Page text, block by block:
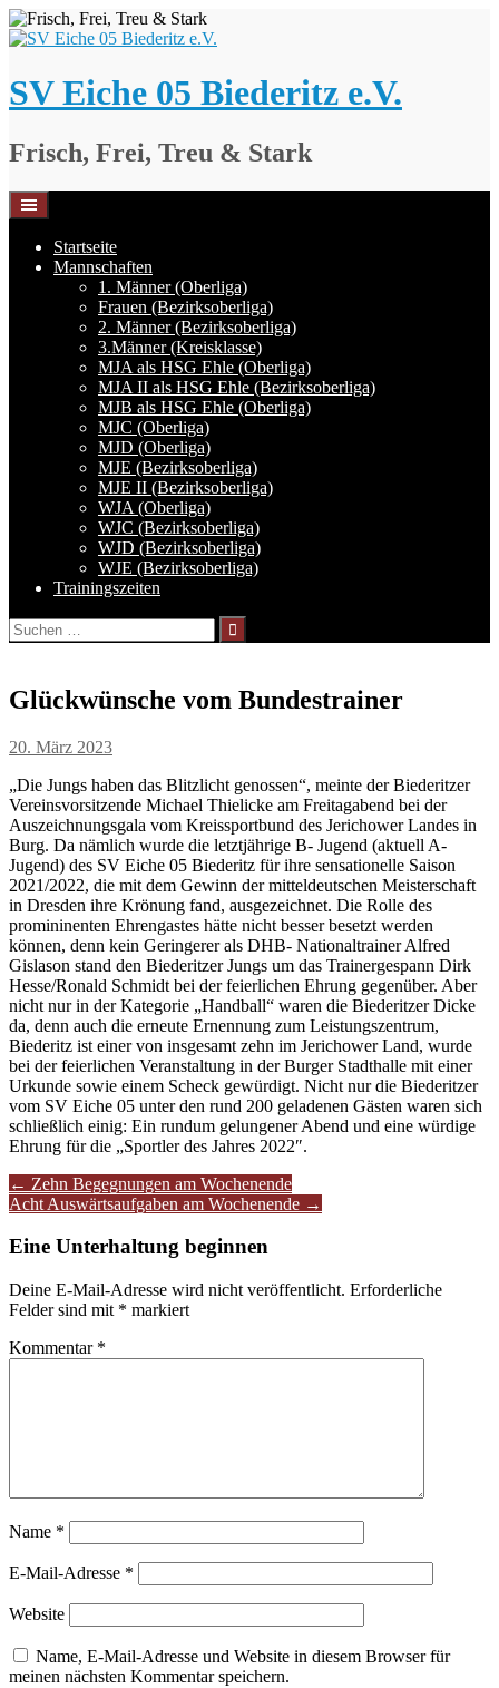
Springe
zum
SV Eiche 05 Biederitz e.V.
Frisch, Frei, Treu & Stark
Startseite
Mannschaften
1. Männer (Oberliga)
Frauen (Bezirksoberliga)
2. Männer (Bezirksoberliga)
3.Männer (Kreisklasse)
MJA als HSG Ehle (Oberliga)
MJA II als HSG Ehle (Bezirksoberliga)
MJB als HSG Ehle (Oberliga)
MJC (Oberliga)
MJD (Oberliga)
MJE (Bezirksoberliga)
MJE II (Bezirksoberliga)
WJA (Oberliga)
WJC (Bezirksoberliga)
WJD (Bezirksoberliga)
WJE (Bezirksoberliga)
Trainingszeiten
Suchen
nach:
Glückwünsche vom Bundestrainer
20. März 2023
„Die Jungs haben das Blitzlicht genossen“, meinte der Biederitzer
Vereinsvorsitzende Michael Thielicke am Freitagabend bei der
Auszeichnungsgala vom Kreissportbund des Jerichower Landes in
Burg. Da nämlich wurde die letztjährige B- Jugend (aktuell A-
Jugend) des SV Eiche 05 Biederitz für ihre sensationelle Saison
2021/2022, die mit dem Gewinn der mitteldeutschen Meisterschaft
in Dresden ihre Krönung fand, ausgezeichnet. Die Rolle des
promininenten Ehrengastes hätte nicht besser besetzt werden
können, denn kein Geringerer als DHB- Nationaltrainer Alfred
Gislason stand den Biederitzer Jungs um das Trainergespann Dirk
Hesse/Ronald Schmidt bei der feierlichen Ehrung gegenüber. Aber
nicht nur in der Kategorie „Handball“ waren die Biederitzer Dicke
da, denn auch die erneute Ernennung zum Leistungszentrum,
Biederitz ist einer von insgesamt zehn im Jerichower Land, wurde
bei der feierlichen Veranstaltung in der Burger Stadthalle mit einer
Urkunde sowie einem Scheck gewürdigt. Nicht nur die Biederitzer
vom SV Eiche 05 unter den rund 200 geladenen Gästen waren sich
schließlich einig: Ein rundum gelungener Abend und eine würdige
Ehrung für die „Sportler des Jahres 2022″.
Artikel-
Navigation
← Zehn Begegnungen am Wochenende
Acht Auswärtsaufgaben am Wochenende →
Eine Unterhaltung beginnen
Deine E-Mail-Adresse wird nicht veröffentlicht. Erforderliche
Felder sind mit * markiert
Kommentar *
Name *
E-Mail-Adresse *
Website
Name, E-Mail-Adresse und Website in diesem Browser für
meinen nächsten Kommentar speichern.